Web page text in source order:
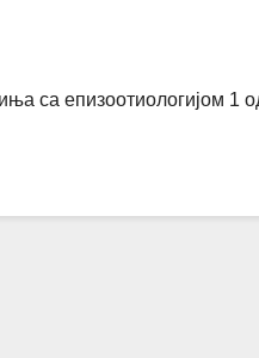
са епизоотиологијом 1